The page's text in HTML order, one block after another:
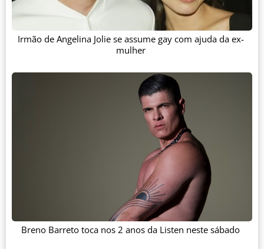
Irmão de Angelina Jolie se assume gay com ajuda da ex-
mulher
Breno Barreto toca nos 2 anos da Listen neste sábado